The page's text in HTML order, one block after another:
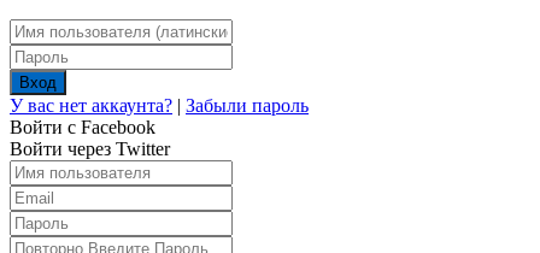
Вход
У вас нет аккаунта? | Забыли пароль
Войти с Facebook
Войти через Twitter